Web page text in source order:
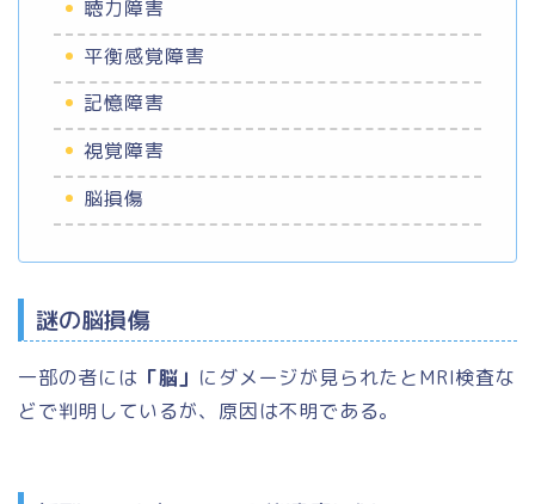
聴力障害
平衡感覚障害
記憶障害
視覚障害
脳損傷
謎の脳損傷
一部の者には 「脳」 にダメージが見られたとMRI検査な
どで判明しているが、原因は不明である。